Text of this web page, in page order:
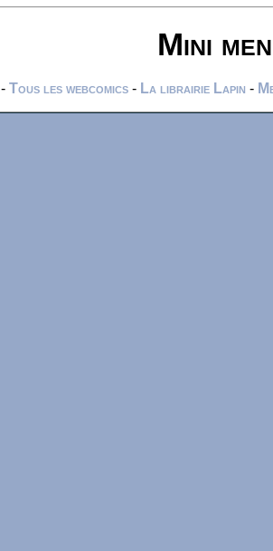
Mini
- Tous les webcomics - La librairie Lapin -